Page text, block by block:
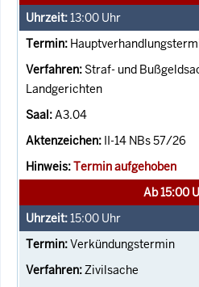
13:00 Uhr
Straf- und
Landgerichten
A3.04
II-14 NBs 57/26
Termin aufgehoben
Ab 15:00
15:00 Uhr
Verkündungstermin
Zivilsache